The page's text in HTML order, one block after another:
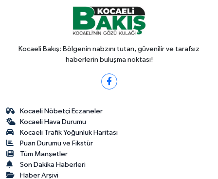
Kocaeli Bakış: Bölgenin nabzını tutan, güvenilir ve tarafsız
haberlerin buluşma noktası!
Kocaeli Nöbetçi Eczaneler
Kocaeli Hava Durumu
Kocaeli Trafik Yoğunluk Haritası
Puan Durumu ve Fikstür
Tüm Manşetler
Son Dakika Haberleri
Haber Arşivi